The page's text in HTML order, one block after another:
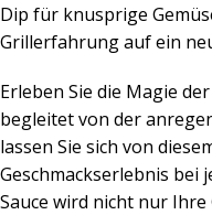
Dip für knusprige
Grillerfahrung auf ein
Erleben Sie die Magie
begleitet von der
lassen Sie sich von
Geschmackserlebnis bei
Sauce wird nicht nur